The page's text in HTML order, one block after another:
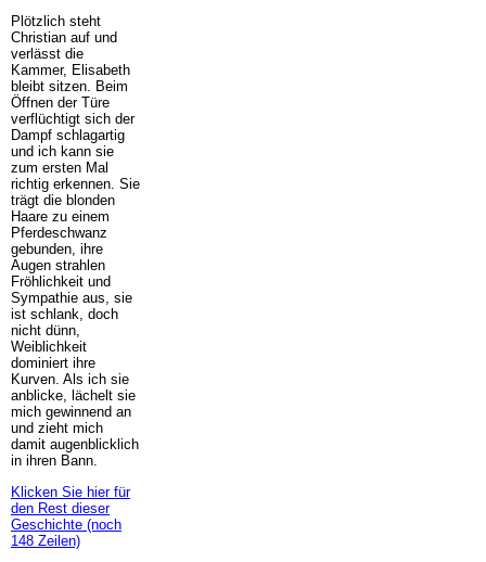
Plötzlich steht
Christian auf und
verlässt die
Kammer, Elisabeth
bleibt sitzen. Beim
Öffnen der Türe
verflüchtigt sich der
Dampf schlagartig
und ich kann sie
zum ersten Mal
richtig erkennen. Sie
trägt die blonden
Haare zu einem
Pferdeschwanz
gebunden, ihre
Augen strahlen
Fröhlichkeit und
Sympathie aus, sie
ist schlank, doch
nicht dünn,
Weiblichkeit
dominiert ihre
Kurven. Als ich sie
anblicke, lächelt sie
mich gewinnend an
und zieht mich
damit augenblicklich
in ihren Bann.
Klicken Sie hier für
den Rest dieser
Geschichte (noch
148 Zeilen)